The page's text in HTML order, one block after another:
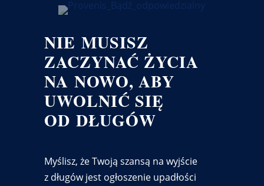
NIE MUSISZ
ZACZYNAĆ ŻYCIA
NA NOWO, ABY
UWOLNIĆ SIĘ
OD DŁUGÓW
Myślisz, że Twoją szansą na wyjście
z długów jest ogłoszenie upadłości